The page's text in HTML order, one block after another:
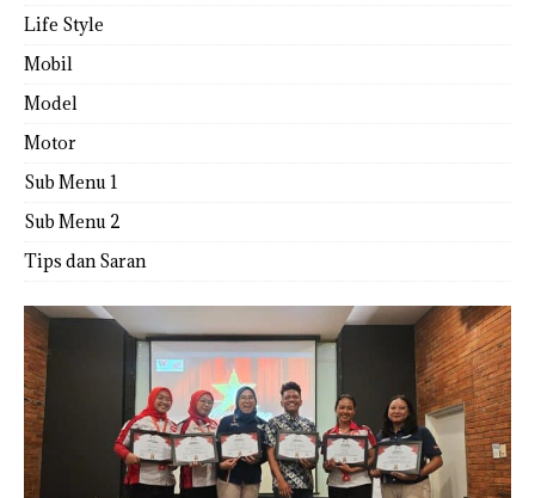
Life Style
Mobil
Model
Motor
Sub Menu 1
Sub Menu 2
Tips dan Saran